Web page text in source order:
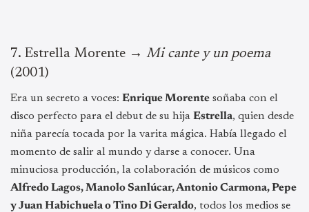
7.⁠ ⁠Estrella Morente → Mi cante y un poema
(2001)
Era un secreto a voces: Enrique Morente soñaba con el
disco perfecto para el debut de su hija Estrella, quien desde
niña parecía tocada por la varita mágica. Había llegado el
momento de salir al mundo y darse a conocer. Una
minuciosa producción, la colaboración de músicos como
Alfredo Lagos, Manolo Sanlúcar, Antonio Carmona, Pepe
y Juan Habichuela o Tino Di Geraldo, todos los medios se